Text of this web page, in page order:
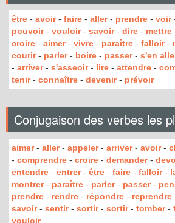
être - avoir- faire - aller- prendre - voir
pouvoir- vouloir- savoir- dire - mettre
croire - aimer- vivre - paraître - falloir-
courir- parler- boire - passer- s'en
- arriver- s'asseoir- lire - attendre -
tenir- connaître - devenir- prévoir
Conjugaison des verbes les
aimer- aller- appeler- arriver- avoir-
- comprendre - croire - demander-
entendre - entrer- être - faire - falloir-
montrer- paraître - parler- passer-
prendre - rendre - répondre - reprendre
savoir- sentir- sortir- sortir- tomber-
vouloir